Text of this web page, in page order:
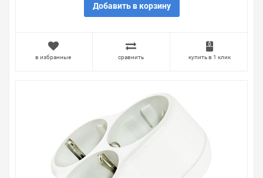
Добавить в корзину
в избранные сравнить купить в 1 клик